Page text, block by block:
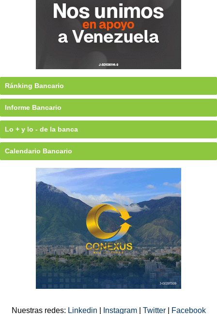
Ránking Bancario
Informe Bancario
Lo + y lo - de la banca
Calendario Bancario
Nuestras redes: Linkedin Instagram Twitter Facebook